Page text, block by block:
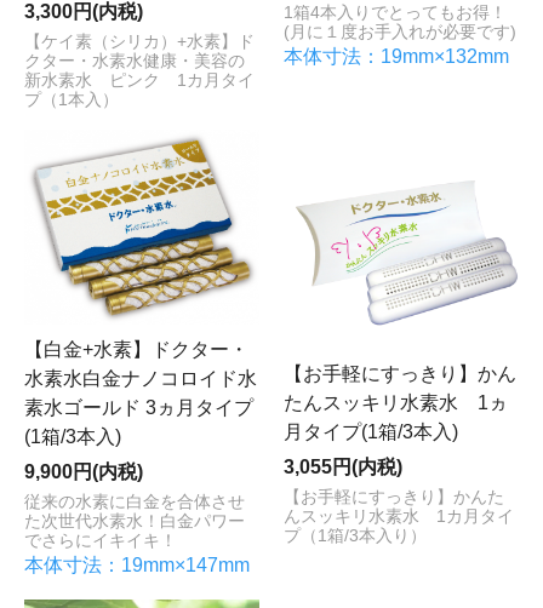
3,300円(内税)
【ケイ素（シリカ）+水素】ド
クター・水素水健康・美容の
新水素水 ピンク 1カ月タイ
プ（1本入）
1箱4本入りでとってもお得！
(月に１度お手入れが必要です)
本体寸法：19mm×132mm
【白金+水素】ドクター・
水素水白金ナノコロイド水
素水ゴールド 3ヵ月タイプ
(1箱/3本入)
9,900円(内税)
従来の水素に白金を合体させ
た次世代水素水！白金パワー
でさらにイキイキ！
本体寸法：19mm×147mm
【お手軽にすっきり】かん
たんスッキリ水素水 1ヵ
月タイプ(1箱/3本入)
3,055円(内税)
【お手軽にすっきり】かんた
んスッキリ水素水 1カ月タイ
プ（1箱/3本入り）